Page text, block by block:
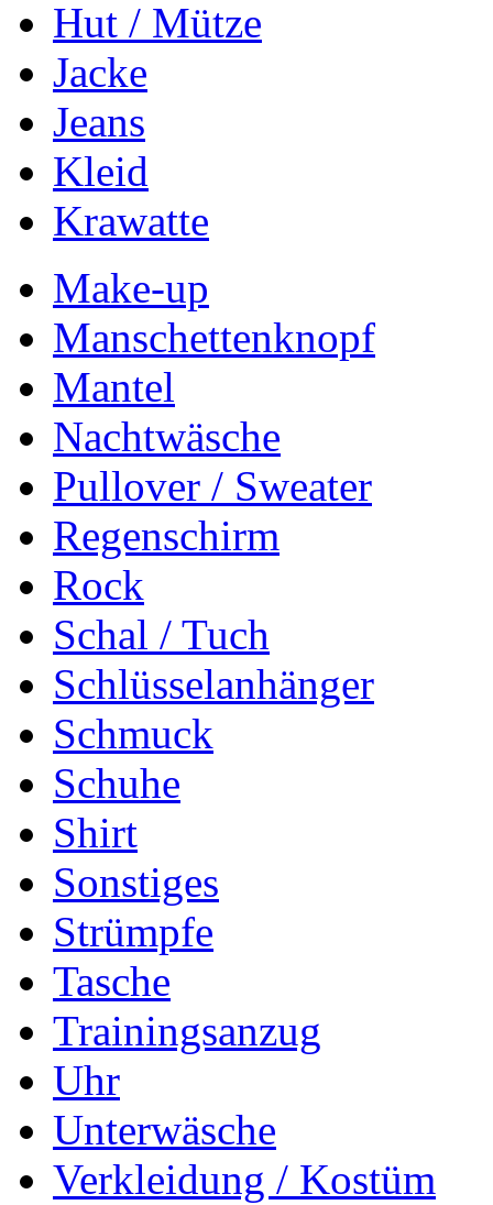
Hut / Mütze
Jacke
Jeans
Kleid
Krawatte
Make-up
Manschettenknopf
Mantel
Nachtwäsche
Pullover / Sweater
Regenschirm
Rock
Schal / Tuch
Schlüsselanhänger
Schmuck
Schuhe
Shirt
Sonstiges
Strümpfe
Tasche
Trainingsanzug
Uhr
Unterwäsche
Verkleidung / Kostüm